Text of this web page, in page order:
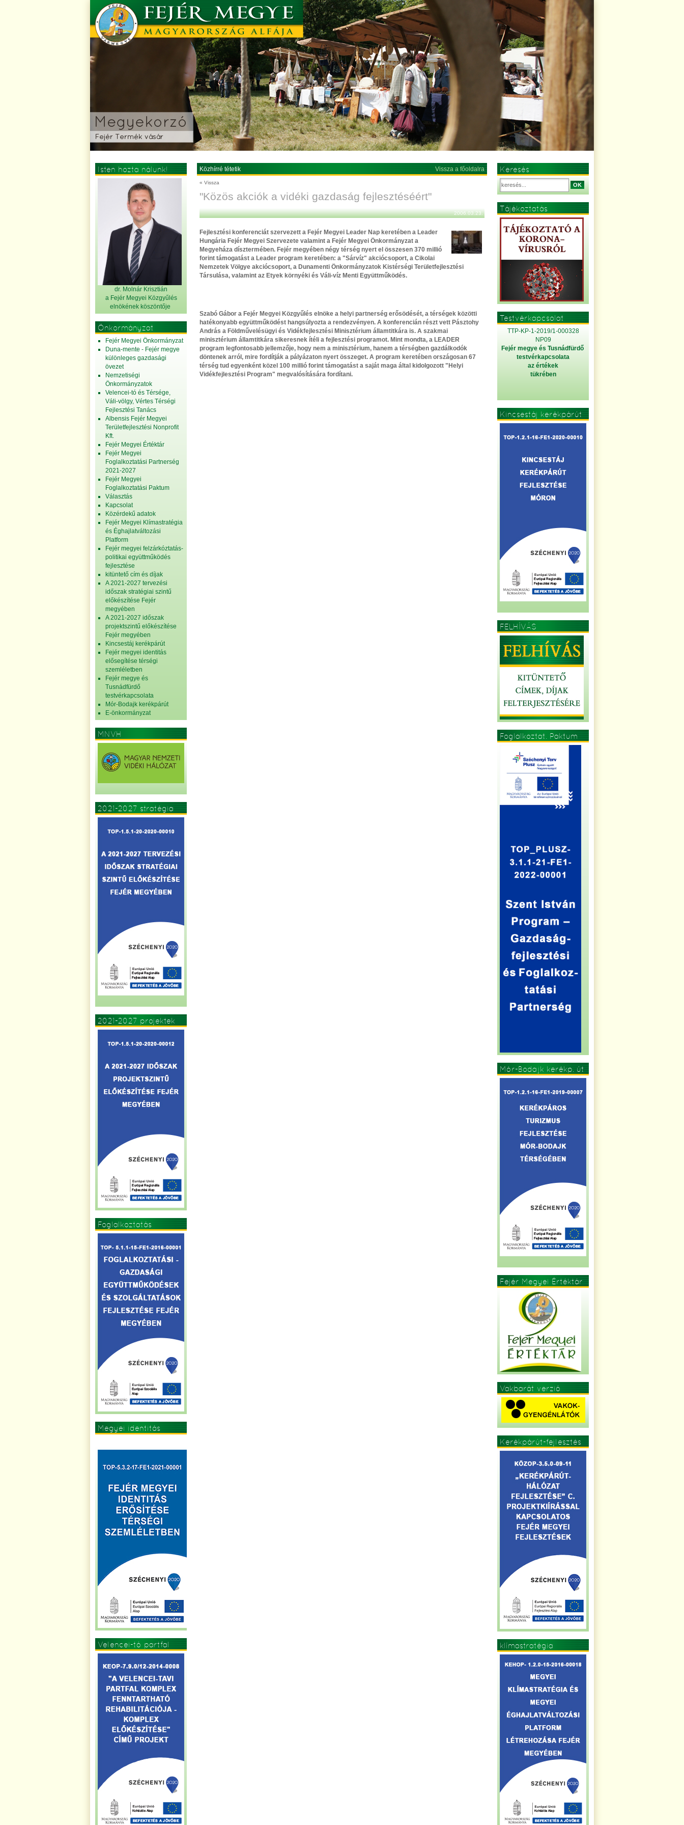
Isten hozta nálunk!
dr. Molnár Krisztián
a Fejér Megyei Közgyűlés
elnökének köszöntője
Önkormányzat
Fejér Megyei Önkormányzat
Duna-mente - Fejér megye
különleges gazdasági
övezet
Nemzetiségi
Önkormányzatok
Velencei-tó és Térsége,
Váli-völgy, Vértes Térségi
Fejlesztési Tanács
Albensis Fejér Megyei
Területfejlesztési Nonprofit
Kft.
Fejér Megyei Értéktár
Fejér Megyei
Foglalkoztatási Partnerség
2021-2027
Fejér Megyei
Foglalkoztatási Paktum
Választás
Kapcsolat
Közérdekű adatok
Fejér Megyei Klímastratégia
és Éghajlatváltozási
Platform
Fejér megyei felzárkóztatás-
politikai együttműködés
fejlesztése
kitüntető cím és díjak
A 2021-2027 tervezési
időszak stratégiai szintű
előkészítése Fejér
megyében
A 2021-2027 időszak
projektszintű előkészítése
Fejér megyében
Kincsestáj kerékpárút
Fejér megyei identitás
elősegítése térségi
szemléletben
Fejér megye és
Tusnádfürdő
testvérkapcsolata
Mór-Bodajk kerékpárút
E-önkormányzat
MNVH
2021-2027 stratégia
2021-2027 projektek
Foglalkoztatás
Megyei identitás
Velencei-tó partfal
Közhírré tétetik Vissza a főoldalra
« Vissza
"Közös akciók a vidéki gazdaság fejlesztéséért"
2006.03.23.
Fejlesztési konferenciát szervezett a Fejér Megyei Leader Nap keretében a Leader
Hungária Fejér Megyei Szervezete valamint a Fejér Megyei Önkormányzat a
Megyeháza dísztermében. Fejér megyében négy térség nyert el összesen 370 millió
forint támogatást a Leader program keretében: a "Sárvíz" akciócsoport, a Cikolai
Nemzetek Völgye akciócsoport, a Dunamenti Önkormányzatok Kistérségi Területfejlesztési
Társulása, valamint az Etyek környéki és Váli-víz Menti Együttműködés.
Szabó Gábor a Fejér Megyei Közgyűlés elnöke a helyi partnerség erősödését, a térségek közötti
hatékonyabb együttműködést hangsúlyozta a rendezvényen. A konferencián részt vett Pásztohy
András a Földművelésügyi és Vidékfejlesztési Minisztérium államtitkára is. A szakmai
minisztérium államtitkára sikeresnek ítéli a fejlesztési programot. Mint mondta, a LEADER
program legfontosabb jellemzője, hogy nem a minisztérium, hanem a térségben gazdálkodók
döntenek arról, mire fordítják a pályázaton nyert összeget. A program keretében országosan 67
térség tud egyenként közel 100 millió forint támogatást a saját maga által kidolgozott "Helyi
Vidékfejlesztési Program" megvalósítására fordítani.
Keresés
OK
Tájékoztatás
Testvérkapcsolat
TTP-KP-1-2019/1-000328
NP09
Fejér megye és Tusnádfürdő
testvérkapcsolata
az értékek
tükrében
Kincsestáj kerékpárút
FELHÍVÁS
Foglalkoztat. Paktum
Mór-Bodajk kerékp. út
Fejér Megyei Értéktár
Vakbarát verzió
Kerékpárút-fejlesztés
klímastratégia